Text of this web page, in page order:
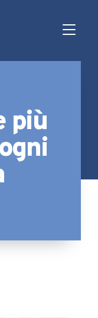
più